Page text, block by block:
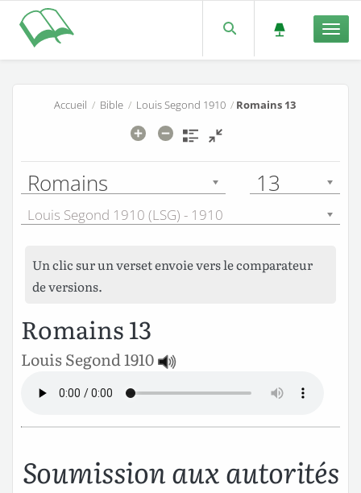
Accueil / Bible / Louis Segond 1910 / Romains 13
Romains 13
Louis Segond 1910 (LSG) - 1910
Un clic sur un verset envoie vers le comparateur
de versions.
Romains 13
Louis Segond 1910
Soumission aux autorités